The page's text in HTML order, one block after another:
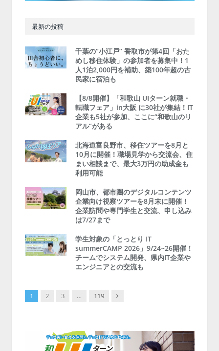
最新の投稿
千葉の“小江戸” 香取市が第4回「おた
めし移住体験」の参加者を募集中！1
人1泊2,000円を補助、築100年超の古
民家に宿泊も
【8/8開催】「和歌山 UIターン就職・
転職フェア」in大阪 に30社が集結！IT
企業も5社が参加、ここに“和歌山のリ
アル”がある
北海道富良野市、移住ツアーを8月と
10月に開催！職場見学から交流会、住
まい相談まで、最大3万円の助成金も
利用可能
岡山市、都市圏のデジタルコンテンツ
企業向け視察ツアーを8月末に開催！
企業訪問や専門学生と交流、申し込み
は7/27まで
学生対象の「とっとり IT
summerCAMP 2026」9/24~26開催！
チームでシステム開発、県内IT企業や
エンジニアとの交流も
1 2 3 … 119 Next